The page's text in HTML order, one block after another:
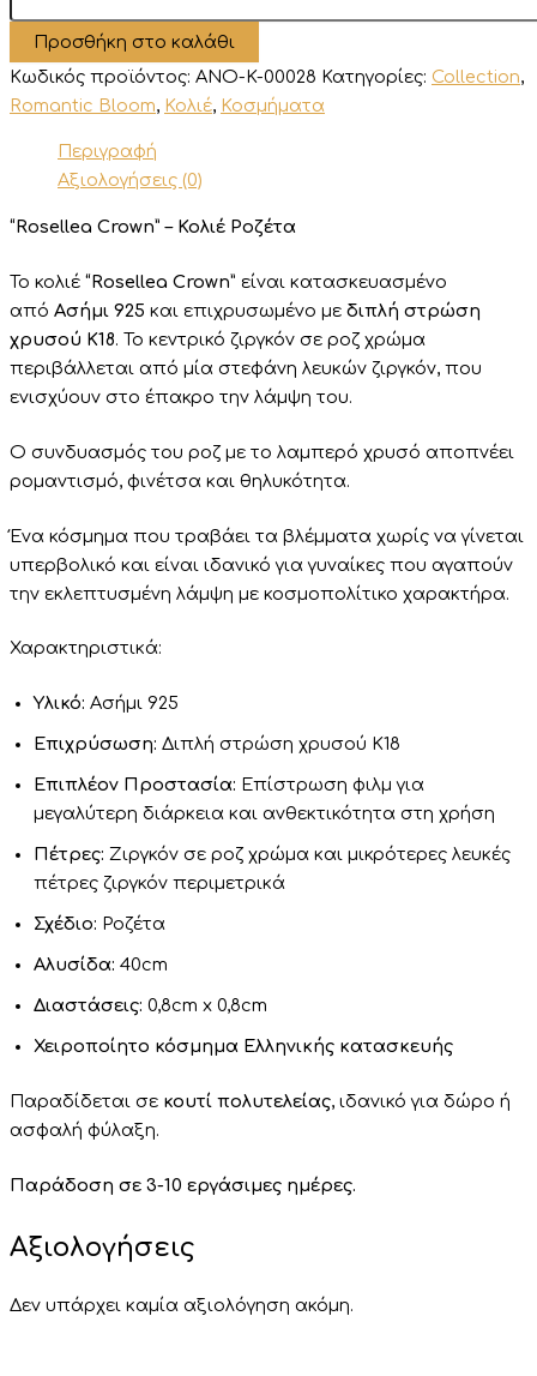
Κολιέ
Ροζέτα
ποσότητα
Προσθήκη στο καλάθι
Κωδικός προϊόντος: ANO-K-00028 Κατηγορίες: Collection,
Romantic Bloom, Κολιέ, Κοσμήματα
Περιγραφή
Αξιολογήσεις (0)
“Rosellea Crown” – Κολιέ Ροζέτα
Το κολιέ “Rosellea Crown” είναι κατασκευασμένο
από Ασήμι 925 και επιχρυσωμένο με διπλή στρώση
χρυσού Κ18. Το κεντρικό ζιργκόν σε ροζ χρώμα
περιβάλλεται από μία στεφάνη λευκών ζιργκόν, που
ενισχύουν στο έπακρο την λάμψη του.
Ο συνδυασμός του ροζ με το λαμπερό χρυσό αποπνέει
ρομαντισμό, φινέτσα και θηλυκότητα.
Ένα κόσμημα που τραβάει τα βλέμματα χωρίς να γίνεται
υπερβολικό και είναι ιδανικό για γυναίκες που αγαπούν
την εκλεπτυσμένη λάμψη με κοσμοπολίτικο χαρακτήρα.
Χαρακτηριστικά:
Υλικό: Ασήμι 925
Επιχρύσωση: Διπλή στρώση χρυσού Κ18
Επιπλέον Προστασία: Επίστρωση φιλμ για
μεγαλύτερη διάρκεια και ανθεκτικότητα στη χρήση
Πέτρες: Ζιργκόν σε ροζ χρώμα και μικρότερες λευκές
πέτρες ζιργκόν περιμετρικά
Σχέδιο: Ροζέτα
Αλυσίδα: 40cm
Διαστάσεις: 0,8cm x 0,8cm
Χειροποίητο κόσμημα Ελληνικής κατασκευής
Παραδίδεται σε κουτί πολυτελείας, ιδανικό για δώρο ή
ασφαλή φύλαξη.
Παράδοση σε 3-10 εργάσιμες ημέρες.
Αξιολογήσεις
Δεν υπάρχει καμία αξιολόγηση ακόμη.